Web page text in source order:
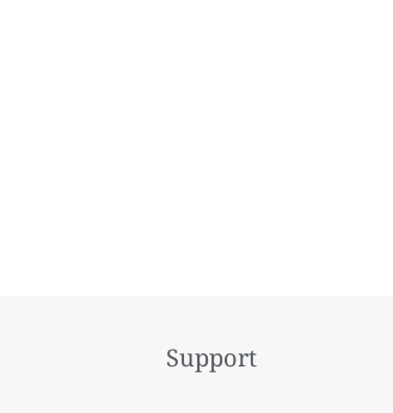
Support